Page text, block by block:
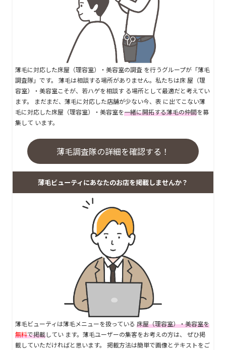
薄毛に対応した床屋（理容室）・美容室の調査 を行うグループが「薄毛
調査隊」です。 薄毛は相談する場所がありません。私たちは床 屋（理
容室）・美容室こそが、若ハゲを相談す る場所として最適だと考えてい
ます。 まだまだ、薄毛に対応した店舗が少ない今、表 に出てこない薄
毛に対応した床屋（理容室）・美容室を一緒に開拓する薄毛の仲間を募
集して います。
薄毛調査隊の詳細を確認する！
薄毛ビューティにあなたのお店を掲載しませんか？
薄毛ビューティは薄毛メニューを扱っている 床屋（理容室）・美容室を
無料で掲載してい ます。薄毛ユーザーの集客をお考えの方は、 ぜひ掲
載していただければと思います。 掲載方法は簡単で画像とテキストをご